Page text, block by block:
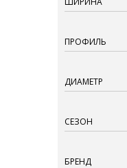
ПРОФИЛЬ
ДИАМЕТР
СЕЗОН
БРЕНД